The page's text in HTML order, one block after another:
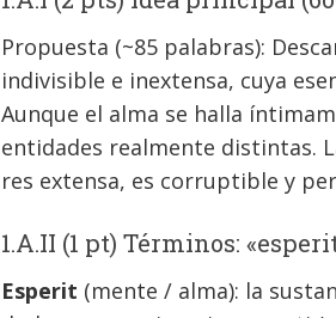
Propuesta (~85 palabras):
indivisible e inextensa, cuya
Aunque el alma se halla
entidades realmente distintas.
res extensa, es corruptible y
1.A.II (1 pt) Términos:
Esperit (mente / alma): la